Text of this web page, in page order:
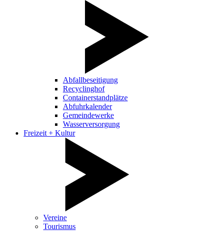
Abfallbeseitigung
Recyclinghof
Containerstandplätze
Abfuhrkalender
Gemeindewerke
Wasserversorgung
Freizeit + Kultur
Vereine
Tourismus